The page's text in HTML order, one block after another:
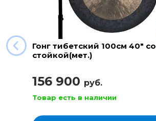
Гонг тибетский 100см 40" со
стойкой(мет.)
156 900 руб.
Товар есть в наличии